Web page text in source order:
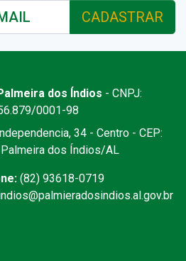
CADASTRAR
dos Índios - CNPJ:
0001-98
34 - Centro - CEP:
dos Índios/AL
(82) 93618-0719